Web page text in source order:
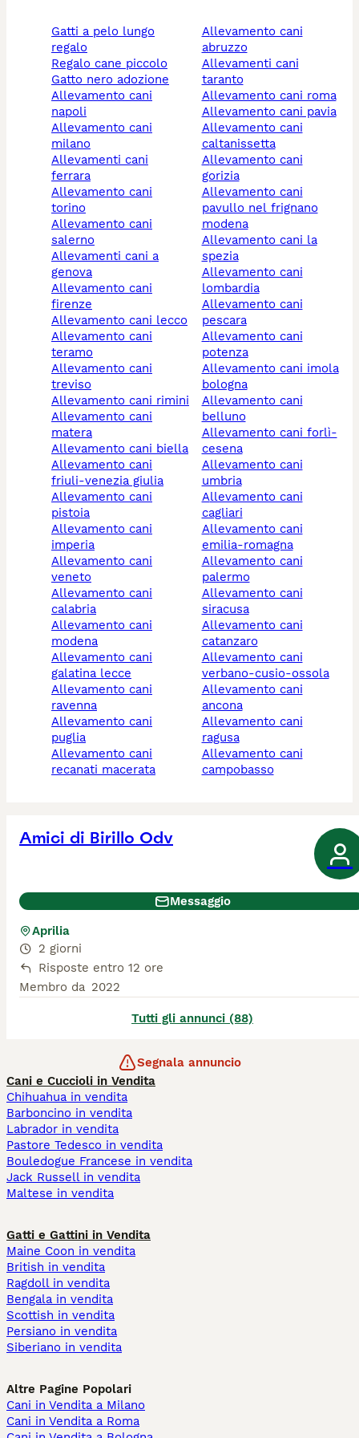
gatti a pelo lungo
regalo
regalo cane piccolo
gatto nero adozione
allevamento cani
napoli
allevamento cani
milano
allevamenti cani
ferrara
allevamento cani
torino
allevamento cani
salerno
allevamenti cani a
genova
allevamento cani
firenze
allevamento cani lecco
allevamento cani
teramo
allevamento cani
treviso
allevamento cani rimini
allevamento cani
matera
allevamento cani biella
allevamento cani
friuli-venezia giulia
allevamento cani
pistoia
allevamento cani
imperia
allevamento cani
veneto
allevamento cani
calabria
allevamento cani
modena
allevamento cani
galatina lecce
allevamento cani
ravenna
allevamento cani
puglia
allevamento cani
recanati macerata
allevamento cani
abruzzo
allevamenti cani
taranto
allevamento cani roma
allevamento cani pavia
allevamento cani
caltanissetta
allevamento cani
gorizia
allevamento cani
pavullo nel frignano
modena
allevamento cani la
spezia
allevamento cani
lombardia
allevamento cani
pescara
allevamento cani
potenza
allevamento cani imola
bologna
allevamento cani
belluno
allevamento cani forlì-
cesena
allevamento cani
umbria
allevamento cani
cagliari
allevamento cani
emilia-romagna
allevamento cani
palermo
allevamento cani
siracusa
allevamento cani
catanzaro
allevamento cani
verbano-cusio-ossola
allevamento cani
ancona
allevamento cani
ragusa
allevamento cani
campobasso
Amici di Birillo Odv
Messaggio
Aprilia
2 giorni
Risposte entro 12 ore
Membro da 2022
Tutti gli annunci (88)
Segnala annuncio
Cani e Cuccioli in Vendita
Chihuahua in vendita
Barboncino in vendita
Labrador in vendita
Pastore Tedesco in vendita
Bouledogue Francese in vendita
Jack Russell in vendita
Maltese in vendita
Gatti e Gattini in Vendita
Maine Coon in vendita
British in vendita
Ragdoll in vendita
Bengala in vendita
Scottish in vendita
Persiano in vendita
Siberiano in vendita
Altre Pagine Popolari
Cani in Vendita a Milano
Cani in Vendita a Roma